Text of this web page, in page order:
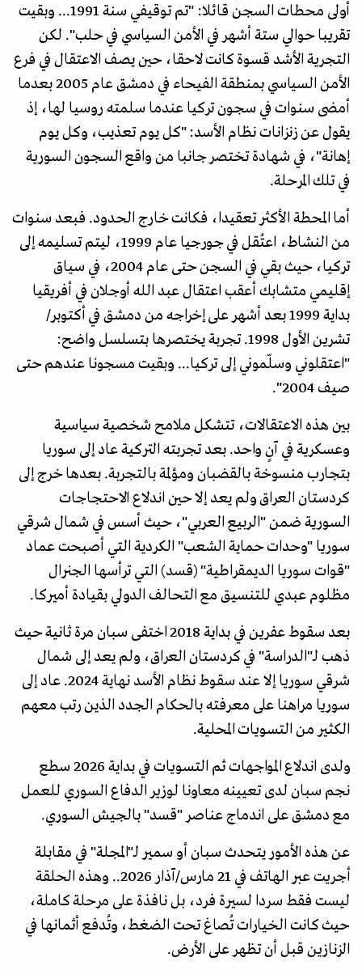
أولى محطات السجن قائلا: "تم توقيفي سنة 1991... وبقيت
تقريبا حوالي ستة أشهر في الأمن السياسي في حلب". لكن
التجرية الأشد قسوة كانت لاحقا، حين يصف الاعتقال في فرع
الأمن السياسي بمنطقة الفيحاء في دمشق عام 2005 بعدما
أمضى سنوات في سجون تركيا عندما سلمته روسيا لها، إذ
يقول عن زنزانات نظام الأسد: "كل يوم تعذيب، وكل يوم
إهانة"، في شهادة تختصر جانبا من واقع السجون السورية
في تلك المرحلة.
أما المحطة الأكثر تعقيدا، فكانت خارج الحدود. فبعد سنوات
من النشاط، اعتُقل في جورجيا عام 1999، ليتم تسليمه إلى
تركيا، حيث بقي في السجن حتى عام 2004، في سياق
إقليمي متشابك أعقب اعتقال عبد الله أوجلان في أفريقيا
بداية 1999 بعد أشهر على إخراجه من دمشق في أكتوبر/
تشرين الأول 1998. تجربة يختصرها بتسلسل واضح:
"اعتقلوني وسلّموني إلى تركيا... وبقيت مسجونا عندهم حتى
صيف 2004".
بين هذه الاعتقالات، تتشكل ملامح شخصية سياسية
وعسكرية في آنٍ واحد. بعد تجربته التركية عاد إلى سوريا
بتجارب منسوخة بالقضبان ومؤلمة بالتجربة. بعدها خرج إلى
كردستان العراق ولم يعد إلا حين اندلاع الاحتجاجات
السورية ضمن "الربيع العربي"، حيث أسس في شمال شرقي
سوريا "وحدات حماية الشعب" الكردية التي أصبحت عماد
"قوات سوريا الديمقراطية" (قسد) التي ترأسها الجنرال
مظلوم عبدي للتنسيق مع التحالف الدولي بقيادة أميركا.
بعد سقوط عفرين في بداية 2018 اختفى سبان مرة ثانية حيث
ذهب لـ"الدراسة" في كردستان العراق، ولم يعد إلى شمال
شرقي سوريا إلا عند سقوط نظام الأسد نهاية 2024. عاد إلى
سوريا مراهنا على معرفته بالحكام الجدد الذين رتب معهم
الكثير من التسويات المحلية.
ولدى اندلاع المواجهات ثم التسويات في بداية 2026 سطع
نجم سبان لدى تعيينه معاونا لوزير الدفاع السوري للعمل
مع دمشق على اندماج عناصر "قسد" بالجيش السوري.
عن هذه الأمور يتحدث سبان أو سمير لـ"المجلة" في مقابلة
أجريت عبر الهاتف في 21 مارس/آذار 2026.. وهذه الحلقة
ليست فقط سردا لسيرة فرد، بل نافذة على مرحلة كاملة،
حيث كانت الخيارات تُصاغ تحت الضغط، وتُدفع أثمانها في
الزنازين قبل أن تظهر على الأرض.